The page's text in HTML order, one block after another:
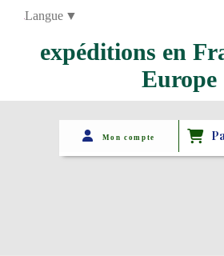
expéditions en
Europe
Mon compte
Langue ▼